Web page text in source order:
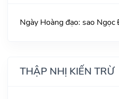
Ngày Hoàng đạo: sao
THẬP NHỊ KIẾN TRỪ